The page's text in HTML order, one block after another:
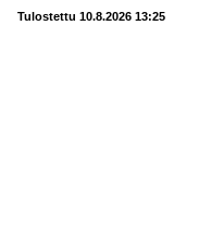
Tulostettu 10.8.2026 13:25